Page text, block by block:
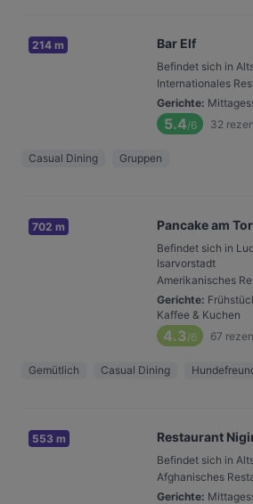
214 m Bar Elf
Befindet sich in
Internationales
Gerichte:
5.4/6 32
Casual Dining Gruppen
702 m Pancake am Tor
Befindet sich in
Isarvorstadt
Amerikanisches
Gerichte:
Kaffee & Kuchen
4.3/6 67
Gemütlich Casual Dining
553 m Restaurant
Befindet sich in
Afghanisches
Gerichte: